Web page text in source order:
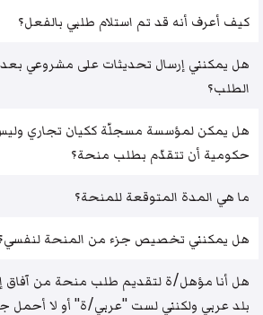
كيف أعرف أنه قد تم استلام طلبي بالفعل؟
هل يمكنني إرسال تحديثات على مشروعي
الطلب؟
هل يمكن لمؤسسة مسجلّة ككيان تجاري
حكومية أن تتقدّم بطلب منحة؟
ما هي المدة المتوقعة للمنحة؟
هل يمكنني تخصيص جزء من المنحة
هل أنا مؤهل/ة لتقديم طلب منحة من آفاق
بلد عربي ولكنني لست "عربي/ة" أو لا أحمل